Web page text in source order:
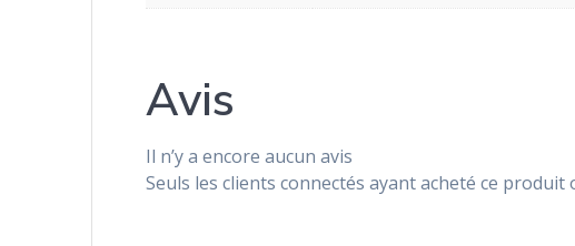
Avis
Il n’y a encore aucun avis
Seuls les clients connectés ayant acheté ce